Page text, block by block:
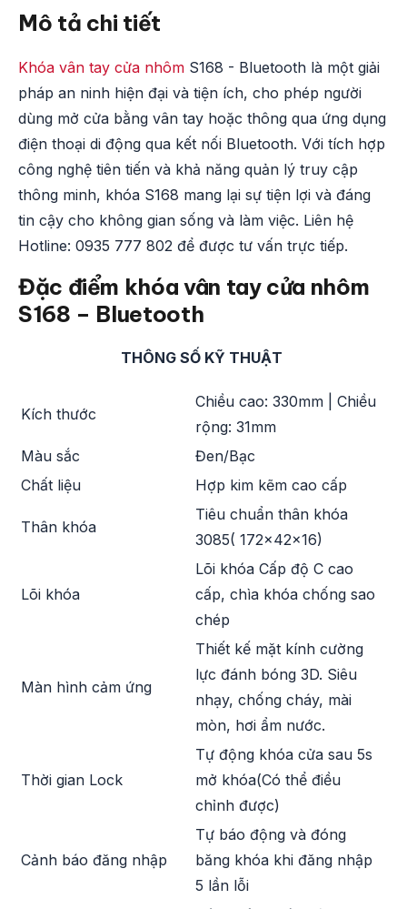
Mô tả chi tiết
Khóa vân tay cửa nhôm S168 - Bluetooth là một giải
pháp an ninh hiện đại và tiện ích, cho phép người
dùng mở cửa bằng vân tay hoặc thông qua ứng dụng
điện thoại di động qua kết nối Bluetooth. Với tích hợp
công nghệ tiên tiến và khả năng quản lý truy cập
thông minh, khóa S168 mang lại sự tiện lợi và đáng
tin cậy cho không gian sống và làm việc. Liên hệ
Hotline: 0935 777 802 để được tư vấn trực tiếp.
Đặc điểm khóa vân tay cửa nhôm
S168 – Bluetooth
THÔNG SỐ KỸ THUẬT
Kích thước
Chiều cao: 330mm | Chiều
rộng: 31mm
Màu sắc
Đen/Bạc
Chất liệu
Hợp kim kẽm cao cấp
Thân khóa
Tiêu chuẩn thân khóa
3085( 172x42x16)
Lõi khóa
Lõi khóa Cấp độ C cao
cấp, chìa khóa chống sao
chép
Màn hình cảm ứng
Thiết kế mặt kính cường
lực đánh bóng 3D. Siêu
nhạy, chống cháy, mài
mòn, hơi ẩm nước.
Thời gian Lock
Tự động khóa cửa sau 5s
mở khóa(Có thể điều
chỉnh được)
Cảnh báo đăng nhập
Tự báo động và đóng
băng khóa khi đăng nhập
5 lần lỗi